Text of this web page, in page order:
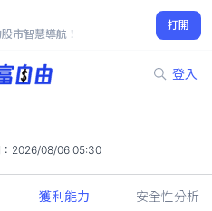
市智慧導航！
打開
登入
2026/08/06 05:30
獲利能力 安全性分析